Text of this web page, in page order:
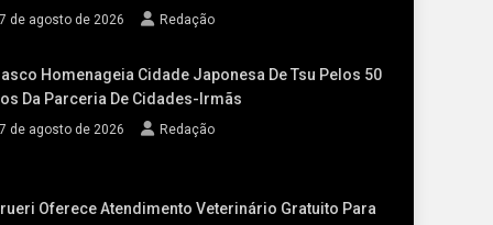
de agosto de 2026 Redação
Homenageia Cidade Japonesa De Tsu Pelos 50
Da Parceria De Cidades-Irmãs
de agosto de 2026 Redação
Oferece Atendimento Veterinário Gratuito Para